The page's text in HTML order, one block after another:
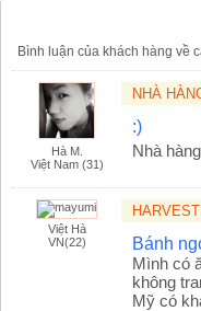
Bình luận ​​của khách hàng về
Hà M.
Việt Nam (31)
NHÀ
:)
Nhà
Việt Hà
VN(22)
Bánh
Mình có
không
Mỹ có